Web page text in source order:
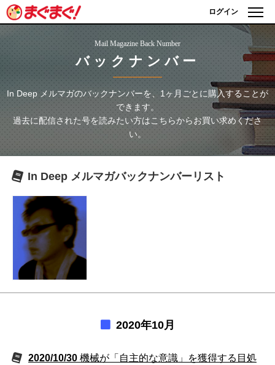
ログイン
Mail Magazine Back Number
バックナンバー
In Deep メルマガのバックナンバーを、1ヶ月ごとに購入することが
できます。
過去に配信された号を読みたい方はこちらからお買い求めくださ
い。
In Deep メルマガバックナンバーリスト
2020年10月
2020/10/30 機械が「自主的な意識」を獲得する目処